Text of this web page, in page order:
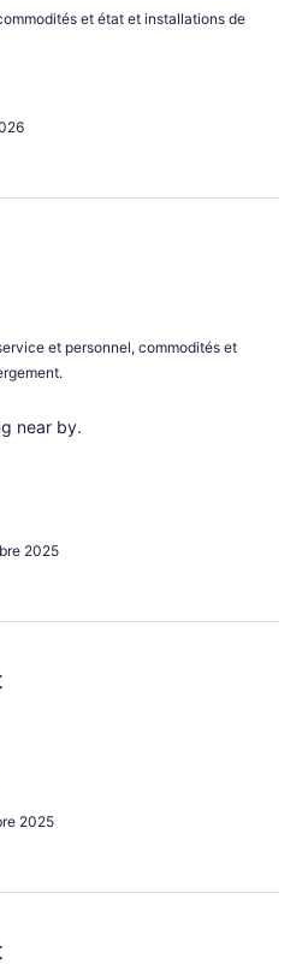
et état et installations de
et personnel, commodités et
near by.
2025
2025